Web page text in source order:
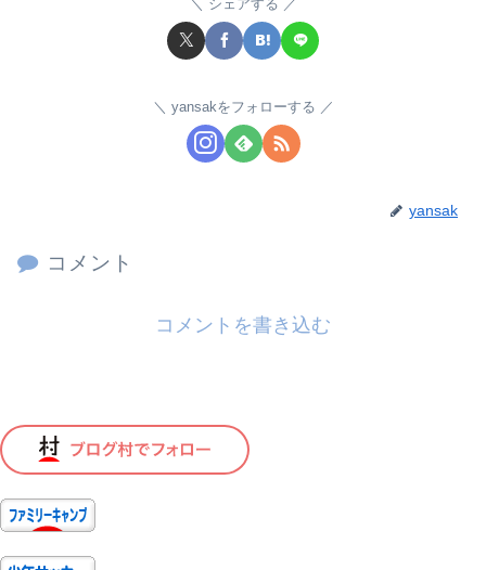
シェアする
yansakをフォローする
yansak
コメント
コメントを書き込む